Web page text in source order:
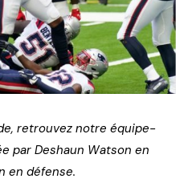
retrouvez notre équipe-
par Deshaun Watson en
en défense.